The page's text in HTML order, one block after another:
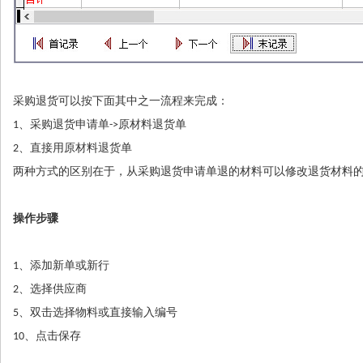
采购退货可以按下面其中之一流程来完成：
1、采购退货申请单->原材料退货单
2、直接用原材料退货单
两种方式的区别在于，从采购退货申请单退的材料可以修改退货材料
操作步骤
1、添加新单或新行
2、选择供应商
5、双击选择物料或直接输入编号
10、点击保存